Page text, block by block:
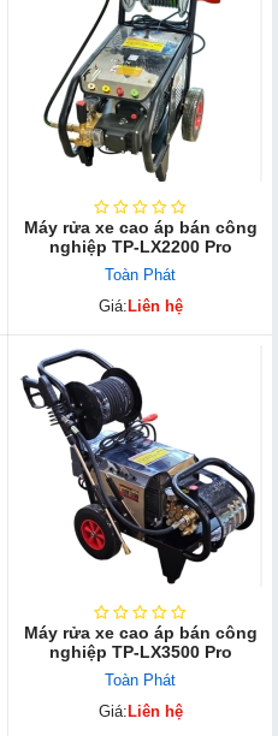
Máy rửa xe cao áp bán công
nghiệp TP-LX2200 Pro
Toàn Phát
Giá: Liên hệ
Máy rửa xe cao áp bán công
nghiệp TP-LX3500 Pro
Toàn Phát
Giá: Liên hệ